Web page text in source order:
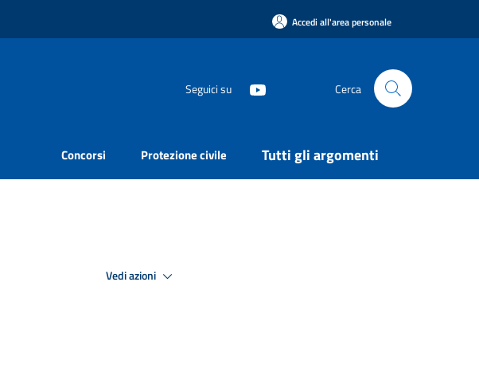
Accedi all'area personale
Seguici su Cerca
Concorsi Protezione civile Tutti gli argomenti
Vedi azioni